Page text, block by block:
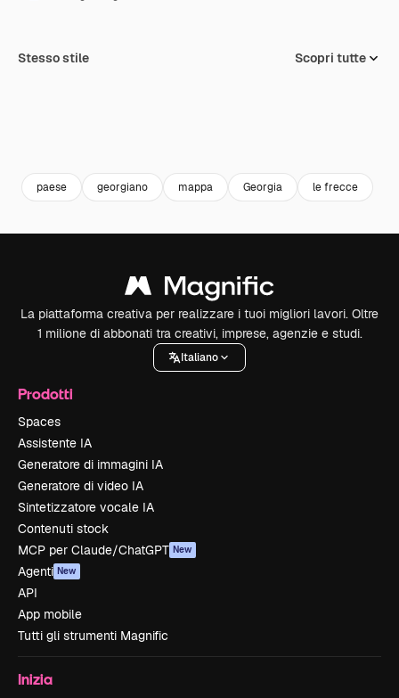
Stesso stile Scopri tutte
paese georgiano mappa Georgia le frecce
La piattaforma creativa per realizzare i tuoi migliori lavori. Oltre
1 milione di abbonati tra creativi, imprese, agenzie e studi.
Italiano
Prodotti
Spaces
Assistente IA
Generatore di immagini IA
Generatore di video IA
Sintetizzatore vocale IA
Contenuti stock
MCP per Claude/ChatGPT New
Agenti New
API
App mobile
Tutti gli strumenti Magnific
Inizia